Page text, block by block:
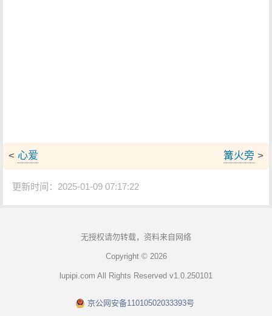
< 心爱 篝火旁 >
更新时间：2025-01-09 07:17:22
无授权请勿转载，资料来自网络
Copyright © 2026
lupipi.com All Rights Reserved v1.0.250101
京公网安备11010502033393号